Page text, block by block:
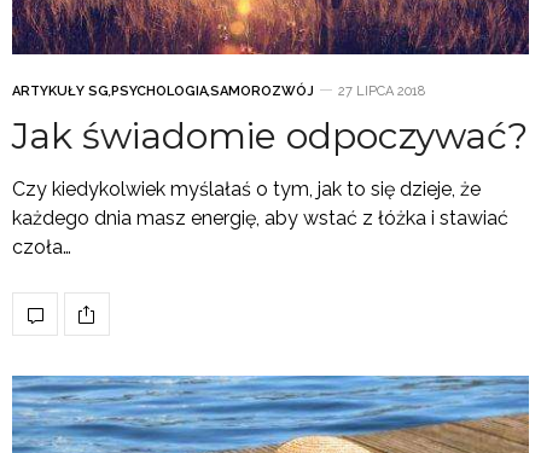
ARTYKUŁY SG,PSYCHOLOGIA,SAMOROZWÓJ 27 LIPCA 2018
Jak świadomie odpoczywać?
Czy kiedykolwiek myślałaś o tym, jak to się dzieje, że
każdego dnia masz energię, aby wstać z łóżka i stawiać
czoła…